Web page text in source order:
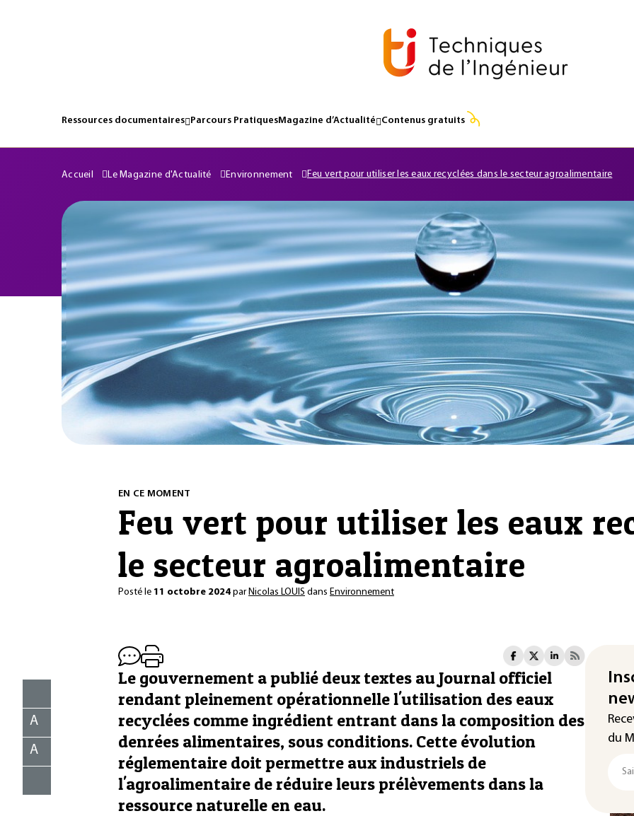
Ressources documentaires Parcours PratiquesMagazine d’Actualité Contenus gratuits
Accueil Le Magazine d'Actualité Environnement Feu vert pour utiliser les eaux recyclées dans le secteur agroalimentaire
EN CE MOMENT
Feu vert pour utiliser les eaux
le secteur agroalimentaire
Posté le 11 octobre 2024 par Nicolas LOUIS dans Environnement
A
A
Le gouvernement a publié deux textes au Journal officiel
rendant pleinement opérationnelle l'utilisation des eaux
recyclées comme ingrédient entrant dans la composition des
denrées alimentaires, sous conditions. Cette évolution
réglementaire doit permettre aux industriels de
l'agroalimentaire de réduire leurs prélèvements dans la
ressource naturelle en eau.
du